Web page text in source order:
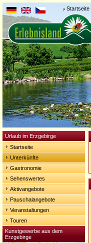
Startseite
Urlaub im Erzgebirge
Startseite
Unterkünfte
Gastronomie
Sehenswertes
Aktivangebote
Pauschalangebote
Veranstaltungen
Touren
Kunstgewerbe aus dem
Erzgebirge